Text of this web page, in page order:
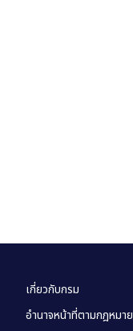
เกี่ยวกับกรม
อำนาจหน้าที่ตามกฎหมาย